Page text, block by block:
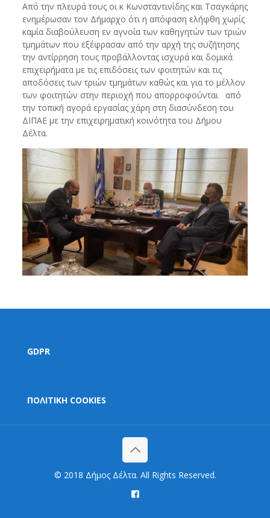
Από την πλευρά τους οι κ Κωνσταντινίδης και Τσαγκάρης
ενημέρωσαν τον Δήμαρχο ότι η απόφαση ελήφθη χωρίς
καμία διαβούλευση εν αγνοία των καθηγητών των τριών
τμημάτων που εξέφρασαν από την αρχή της συζήτησης
την αντίρρηση τους προβάλλοντας ισχυρά και δομικά
επιχειρήματα με τις επιδόσεις των φοιτητών και τις
αποδόσεις των τριών τμημάτων καθώς και για το μέλλον
των φοιτητών στην περιοχή που απορροφούνται από
την τοπική αγορά εργασίας χάρη στη διασύνδεση του
ΔΙΠΑΕ με την επιχειρηματική κοινότητα του Δήμου
Δέλτα.
GDPR
ΠΟΛΙΤΙΚΗ COOKIES
© 2018 Δήμος Δέλτα. All Rights Reserved.